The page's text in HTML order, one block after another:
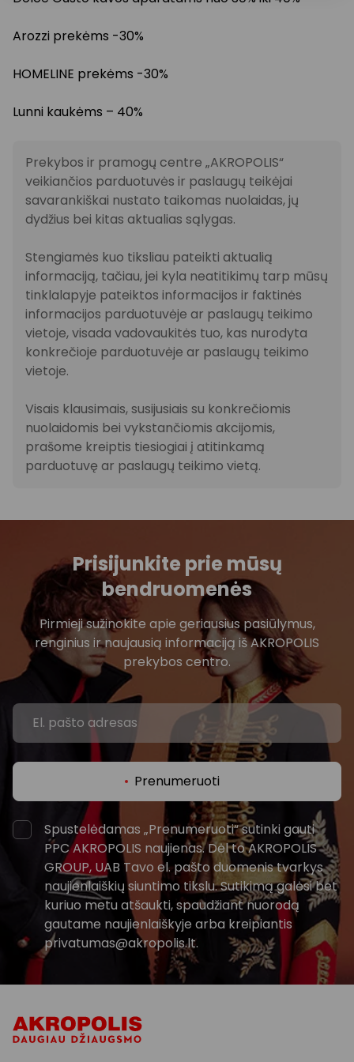
Arozzi prekėms -30%
HOMELINE prekėms -30%
Lunni kaukėms – 40%
Prekybos ir pramogų centre „AKROPOLIS“
veikiančios parduotuvės ir paslaugų teikėjai
savarankiškai nustato taikomas nuolaidas, jų
dydžius bei kitas aktualias sąlygas.
Stengiamės kuo tiksliau pateikti aktualią
informaciją, tačiau, jei kyla neatitikimų tarp mūsų
tinklalapyje pateiktos informacijos ir faktinės
informacijos parduotuvėje ar paslaugų teikimo
vietoje, visada vadovaukitės tuo, kas nurodyta
konkrečioje parduotuvėje ar paslaugų teikimo
vietoje.
Visais klausimais, susijusiais su konkrečiomis
nuolaidomis bei vykstančiomis akcijomis,
prašome kreiptis tiesiogiai į atitinkamą
parduotuvę ar paslaugų teikimo vietą.
Prisijunkite prie mūsų
bendruomenės
Pirmieji sužinokite apie geriausius pasiūlymus,
renginius ir naujausią informaciją iš AKROPOLIS
prekybos centro.
Prenumeruoti
Spustelėdamas „Prenumeruoti“ sutinki gauti
PPC AKROPOLIS naujienas. Dėl to AKROPOLIS
GROUP, UAB Tavo el. pašto duomenis tvarkys
naujienlaiškių siuntimo tikslu. Sutikimą galėsi bet
kuriuo metu atšaukti, spaudžiant nuorodą
gautame naujienlaiškyje arba kreipiantis
privatumas@akropolis.lt.